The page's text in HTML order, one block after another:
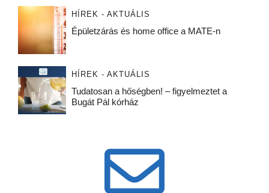
HÍREK - AKTUÁLIS
Épületzárás és home office a MATE-n
HÍREK - AKTUÁLIS
Tudatosan a hőségben! – figyelmeztet a
Bugát Pál kórház